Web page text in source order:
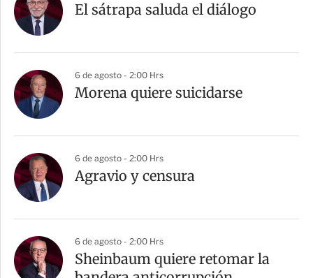
El sátrapa saluda el diálogo
6 de agosto - 2:00 Hrs
Morena quiere suicidarse
6 de agosto - 2:00 Hrs
Agravio y censura
6 de agosto - 2:00 Hrs
Sheinbaum quiere retomar la